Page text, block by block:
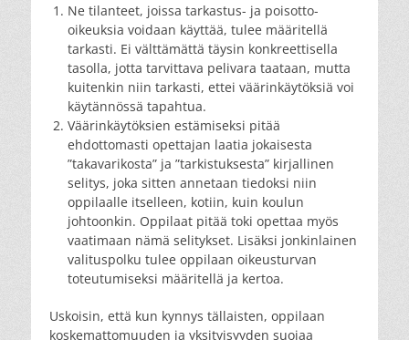
Ne tilanteet, joissa tarkastus- ja poisotto-
oikeuksia voidaan käyttää, tulee määritellä
tarkasti. Ei välttämättä täysin konkreettisella
tasolla, jotta tarvittava pelivara taataan, mutta
kuitenkin niin tarkasti, ettei väärinkäytöksiä voi
käytännössä tapahtua.
Väärinkäytöksien estämiseksi pitää
ehdottomasti opettajan laatia jokaisesta
”takavarikosta” ja ”tarkistuksesta” kirjallinen
selitys, joka sitten annetaan tiedoksi niin
oppilaalle itselleen, kotiin, kuin koulun
johtoonkin. Oppilaat pitää toki opettaa myös
vaatimaan nämä selitykset. Lisäksi jonkinlainen
valituspolku tulee oppilaan oikeusturvan
toteutumiseksi määritellä ja kertoa.
Uskoisin, että kun kynnys tällaisten, oppilaan
koskemattomuuden ja yksityisyyden suojaa